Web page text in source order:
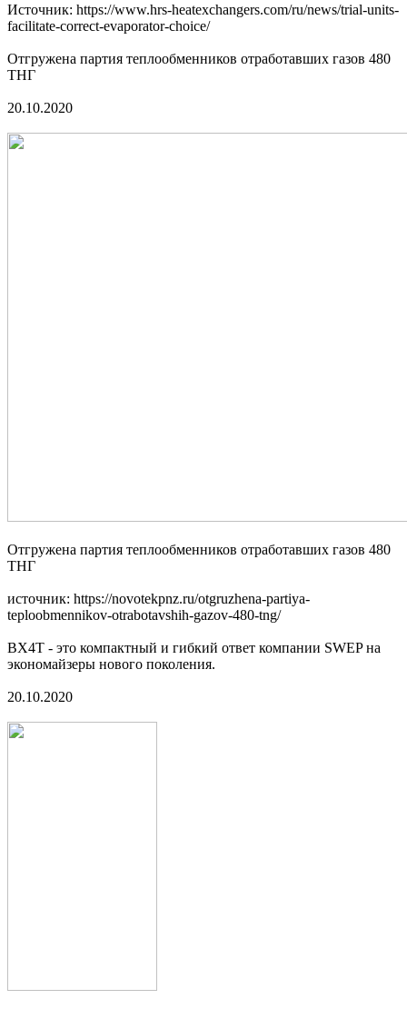
Источник: https://www.hrs-heatexchangers.com/ru/news/trial-units-
facilitate-correct-evaporator-choice/
Отгружена партия теплообменников отработавших газов 480
ТНГ
20.10.2020
Отгружена партия теплообменников отработавших газов 480
ТНГ
источник: https://novotekpnz.ru/otgruzhena-partiya-
teploobmennikov-otrabotavshih-gazov-480-tng/
BX4T - это компактный и гибкий ответ компании SWEP на
экономайзеры нового поколения.
20.10.2020